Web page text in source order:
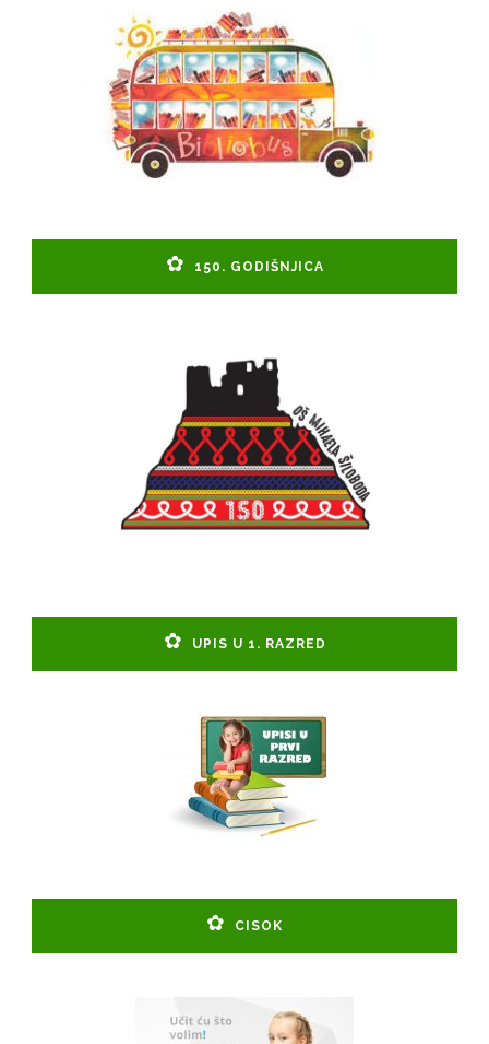
150. GODIŠNJICA
UPIS U 1. RAZRED
CISOK